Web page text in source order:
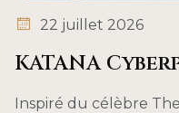
22 juillet 2026
KATANA
Inspiré du célèbre